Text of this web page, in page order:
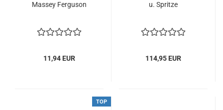
Massey Ferguson
11,94 EUR
u. Spritze
114,95 EUR
TOP